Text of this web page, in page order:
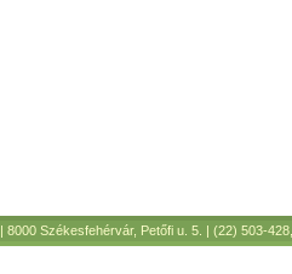
| 8000 Székesfehérvár, Petőfi u. 5. | (22) 503-